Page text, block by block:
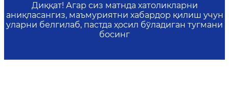
Диққат! Агар сиз матнда хатоликларни
аниқласангиз, маъмуриятни хабардор қилиш учун
уларни белгилаб, пастда ҳосил бўладиган тугмани
босинг